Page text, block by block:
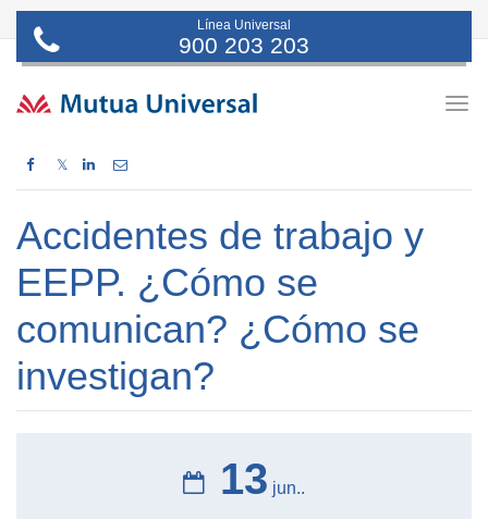
Línea Universal
900 203 203
𝕏
Accidentes de trabajo y
EEPP. ¿Cómo se
comunican? ¿Cómo se
investigan?
13 jun..